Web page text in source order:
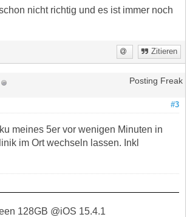
nicht richtig und es ist immer noch
Zitieren
Posting Freak
#3
meines 5er vor wenigen Minuten in
im Ort wechseln lassen. Inkl
128GB @iOS 15.4.1